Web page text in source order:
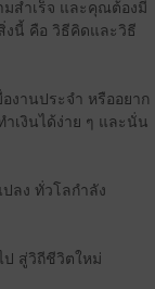
สำเร็จ และคุณต้องมี
งนี้ คือ วิธีคิดและวิธี
งานประจำ หรืออยาก
เงินได้ง่าย ๆ และนั่น
ลง ทั่วโลกำลัง
ป สู่วิถีชีวิตใหม่